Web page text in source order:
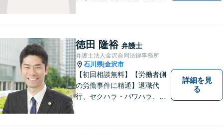
婚問題／相続問題／刑事事件
など、幅広く対応可能。【夜
間／休日対応可能】どうぞお
気軽にご相談ください。
徳田 隆裕 弁護士
弁護士法人金沢合同法律事務所
石川県|金沢市
【初回相談無料】【労働者側
の労働事件に精通】退職代
行、セクハラ・パワハラ、労
上】離婚問題、不動産トラブ
詳細を見
る